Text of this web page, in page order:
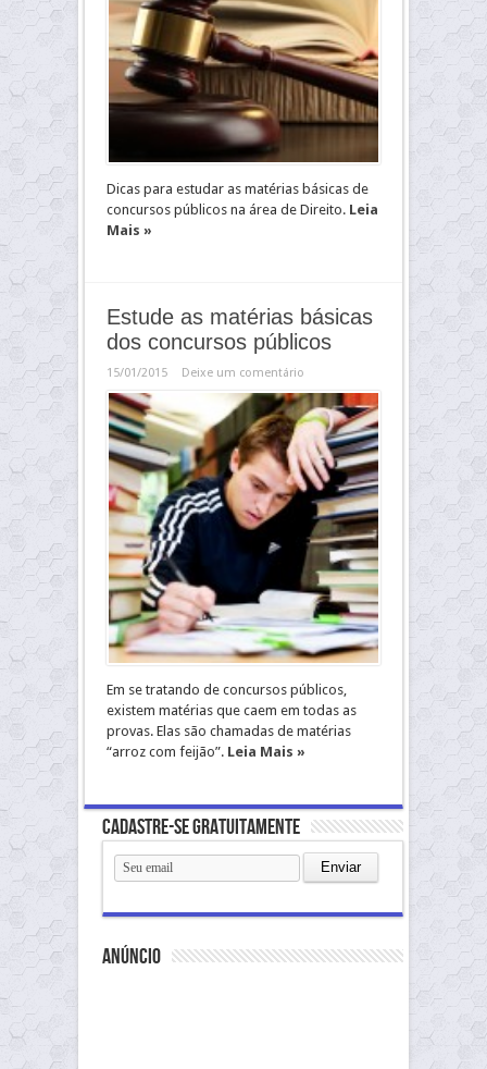
Dicas para estudar as matérias básicas de
concursos públicos na área de Direito. Leia
Mais »
Estude as matérias básicas
dos concursos públicos
15/01/2015 Deixe um comentário
Em se tratando de concursos públicos,
existem matérias que caem em todas as
provas. Elas são chamadas de matérias
“arroz com feijão”. Leia Mais »
Cadastre-se gratuitamente
anúncio